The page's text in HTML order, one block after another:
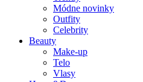
Módne novinky
Outfity
Celebrity
Beauty
Make-up
Telo
Vlasy